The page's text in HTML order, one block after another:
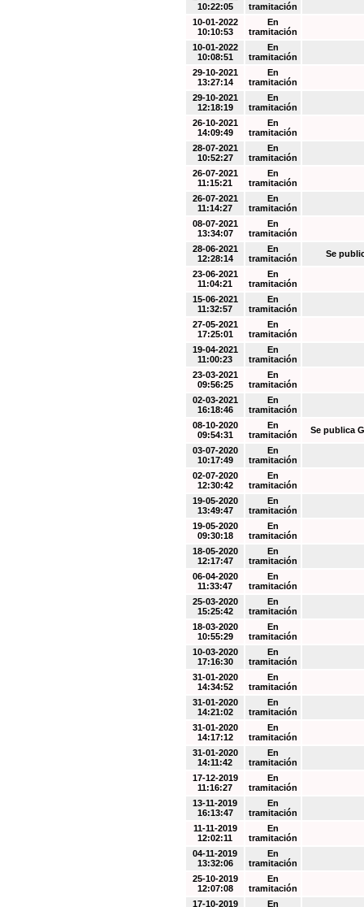
10:22:05
tramitación
10-01-2022
10:10:53
En
tramitación
10-01-2022
10:08:51
En
tramitación
29-10-2021
13:27:14
En
tramitación
29-10-2021
12:18:19
En
tramitación
26-10-2021
14:09:49
En
tramitación
28-07-2021
10:52:27
En
tramitación
26-07-2021
11:15:21
En
tramitación
26-07-2021
11:14:27
En
tramitación
08-07-2021
13:34:07
En
tramitación
28-06-2021
12:28:14
En
tramitación
Se
23-06-2021
11:04:21
En
tramitación
15-06-2021
11:32:57
En
tramitación
27-05-2021
17:25:01
En
tramitación
19-04-2021
11:00:23
En
tramitación
23-03-2021
09:56:25
En
tramitación
02-03-2021
16:18:46
En
tramitación
08-10-2020
09:54:31
En
tramitación
Se publica
03-07-2020
10:17:49
En
tramitación
02-07-2020
12:30:42
En
tramitación
19-05-2020
13:49:47
En
tramitación
19-05-2020
09:30:18
En
tramitación
18-05-2020
12:17:47
En
tramitación
06-04-2020
11:33:47
En
tramitación
25-03-2020
15:25:42
En
tramitación
18-03-2020
10:55:29
En
tramitación
10-03-2020
17:16:30
En
tramitación
31-01-2020
14:34:52
En
tramitación
31-01-2020
14:21:02
En
tramitación
31-01-2020
14:17:12
En
tramitación
31-01-2020
14:11:42
En
tramitación
17-12-2019
11:16:27
En
tramitación
13-11-2019
16:13:47
En
tramitación
11-11-2019
12:02:11
En
tramitación
04-11-2019
13:32:06
En
tramitación
25-10-2019
12:07:08
En
tramitación
17-10-2019
En